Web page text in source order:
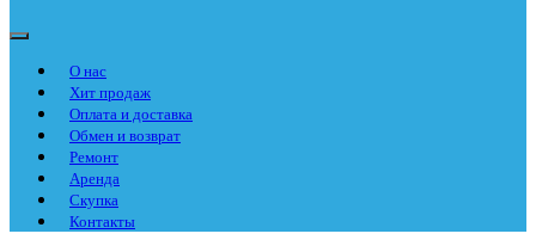
О нас
Хит продаж
Оплата и доставка
Обмен и возврат
Ремонт
Аренда
Скупка
Контакты